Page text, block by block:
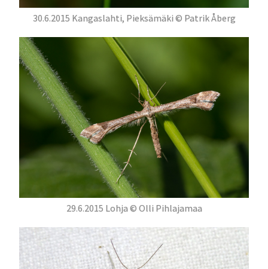
30.6.2015 Kangaslahti, Pieksämäki © Patrik Åberg
29.6.2015 Lohja © Olli Pihlajamaa